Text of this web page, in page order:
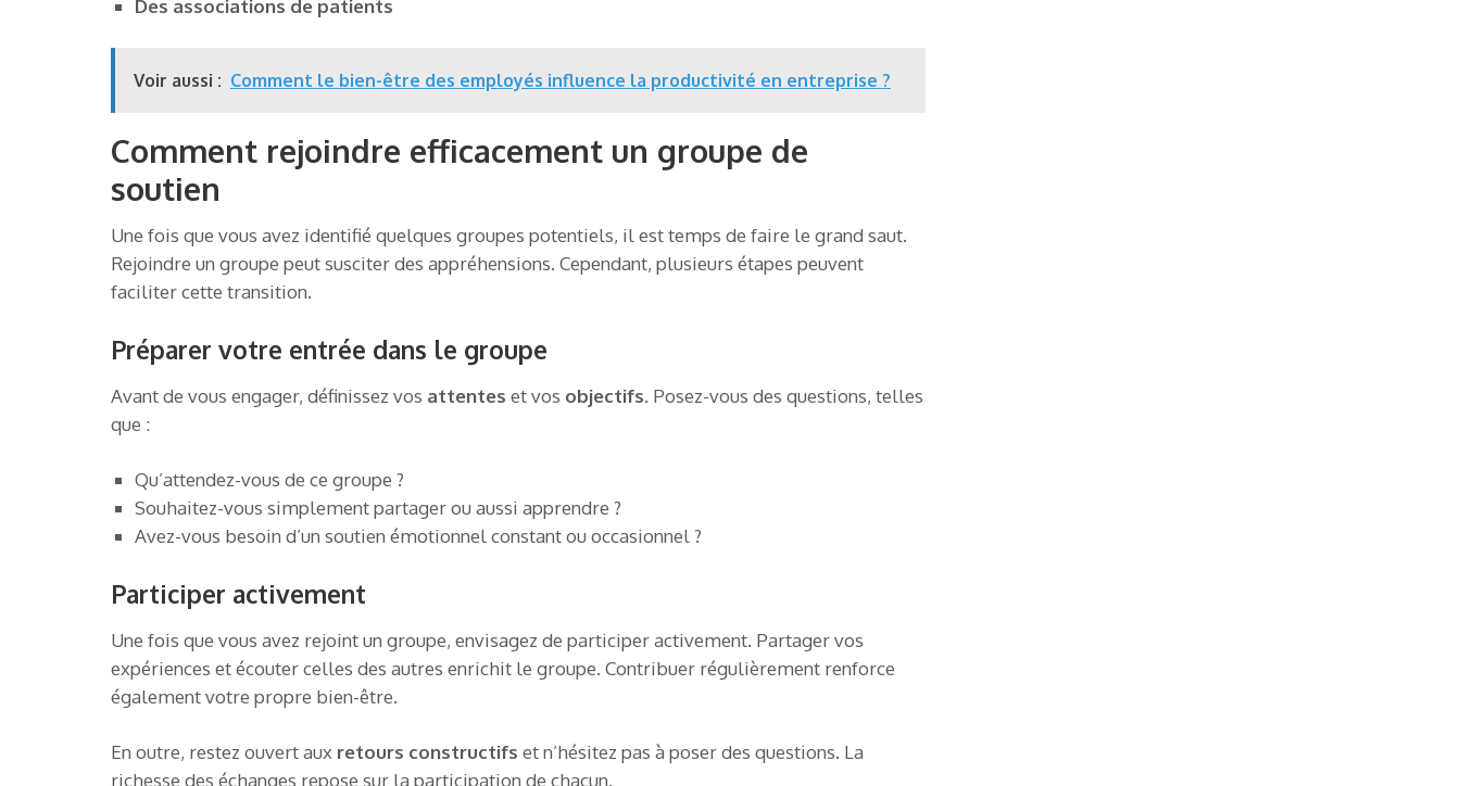
Des associations de patients
Voir aussi : Comment le bien-être des employés influence la productivité en entreprise ?
Comment rejoindre efficacement un groupe de
soutien
Une fois que vous avez identifié quelques groupes potentiels, il est temps de faire le grand saut.
Rejoindre un groupe peut susciter des appréhensions. Cependant, plusieurs étapes peuvent
faciliter cette transition.
Préparer votre entrée dans le groupe
Avant de vous engager, définissez vos attentes et vos objectifs. Posez-vous des questions, telles
que :
Qu’attendez-vous de ce groupe ?
Souhaitez-vous simplement partager ou aussi apprendre ?
Avez-vous besoin d’un soutien émotionnel constant ou occasionnel ?
Participer activement
Une fois que vous avez rejoint un groupe, envisagez de participer activement. Partager vos
expériences et écouter celles des autres enrichit le groupe. Contribuer régulièrement renforce
également votre propre bien-être.
En outre, restez ouvert aux retours constructifs et n’hésitez pas à poser des questions. La
richesse des échanges repose sur la participation de chacun.